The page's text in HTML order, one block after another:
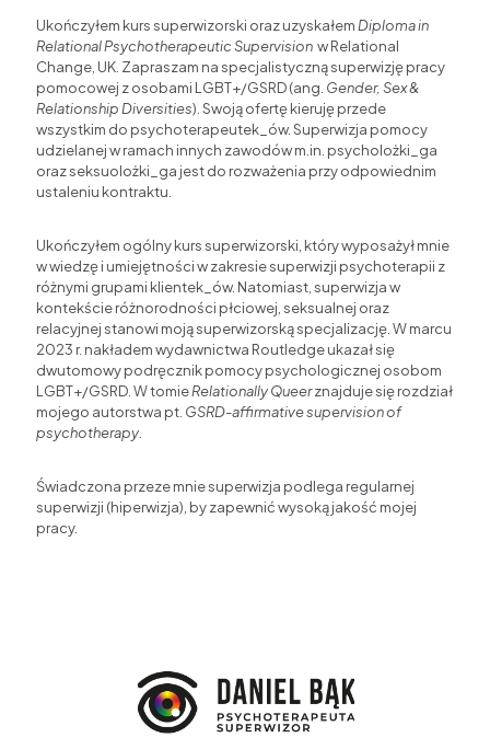
Ukończyłem kurs superwizorski oraz uzyskałemDiploma in
Relational Psychotherapeutic Supervision w Relational
Change, UK. Zapraszam na specjalistyczną superwizję pracy
pomocowej z osobami LGBT+/GSRD (ang. Gender, Sex &
Relationship Diversities). Swoją ofertę kieruję przede
wszystkim do psychoterapeutek_ów. Superwizja pomocy
udzielanej w ramach innych zawodów m.in. psycholożki_ga
oraz seksuolożki_ga jest do rozważenia przy odpowiednim
ustaleniu kontraktu.
Ukończyłem ogólny kurs superwizorski, który wyposażył mnie
w wiedzę i umiejętności w zakresie superwizji psychoterapii z
różnymi grupami klientek_ów. Natomiast, superwizja w
kontekście różnorodności płciowej, seksualnej oraz
relacyjnej stanowi moją superwizorską specjalizację. W marcu
2023 r. nakładem wydawnictwa Routledge ukazał się
dwutomowy podręcznik pomocy psychologicznej osobom
LGBT+/GSRD. W tomieRelationally Queerznajduje się rozdział
mojego autorstwa pt. GSRD-affirmative supervision of
psychotherapy
Świadczona przeze mnie superwizja podlega regularnej
superwizji (hiperwizja), by zapewnić wysoką jakość mojej
pracy.